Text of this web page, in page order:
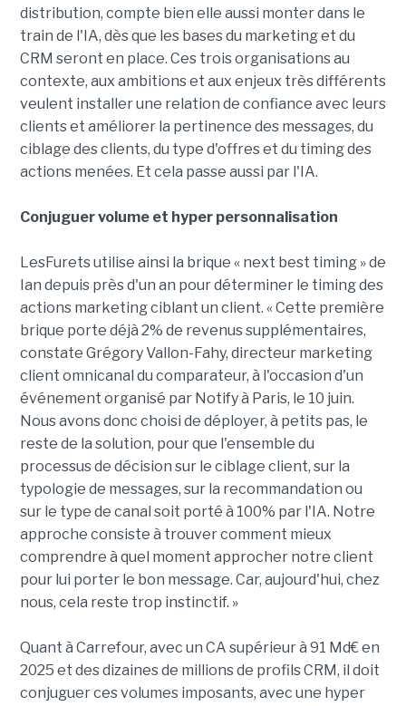
distribution, compte bien elle aussi monter dans le
train de l'IA, dès que les bases du marketing et du
CRM seront en place. Ces trois organisations au
contexte, aux ambitions et aux enjeux très différents
veulent installer une relation de confiance avec leurs
clients et améliorer la pertinence des messages, du
ciblage des clients, du type d'offres et du timing des
actions menées. Et cela passe aussi par l'IA.
Conjuguer volume et hyper personnalisation
LesFurets utilise ainsi la brique « next best timing » de
Ian depuis près d'un an pour déterminer le timing des
actions marketing ciblant un client. « Cette première
brique porte déjà 2% de revenus supplémentaires,
constate Grégory Vallon-Fahy, directeur marketing
client omnicanal du comparateur, à l'occasion d'un
événement organisé par Notify à Paris, le 10 juin.
Nous avons donc choisi de déployer, à petits pas, le
reste de la solution, pour que l'ensemble du
processus de décision sur le ciblage client, sur la
typologie de messages, sur la recommandation ou
sur le type de canal soit porté à 100% par l'IA. Notre
approche consiste à trouver comment mieux
comprendre à quel moment approcher notre client
pour lui porter le bon message. Car, aujourd'hui, chez
nous, cela reste trop instinctif. »
Quant à Carrefour, avec un CA supérieur à 91 Md€ en
2025 et des dizaines de millions de profils CRM, il doit
conjuguer ces volumes imposants, avec une hyper